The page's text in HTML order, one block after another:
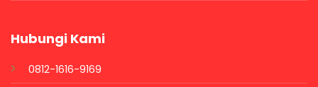
Hubungi Kami
0812-1616-9169